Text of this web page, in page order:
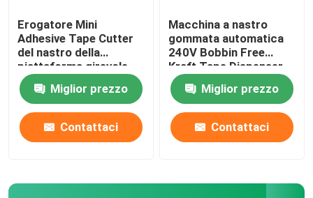
Erogatore Mini
Adhesive Tape Cutter
del nastro della
piattaforma girevole
della scuola dell'ufficio
Miglior prezzo
Contattaci
Macchina a nastro
gommata automatica
240V Bobbin Free
Kraft Tape Dispenser
Miglior prezzo
Contattaci